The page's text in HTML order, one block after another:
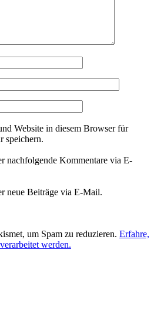
Website in diesem Browser für
speichern.
nachfolgende Kommentare via E-
neue Beiträge via E-Mail.
um Spam zu reduzieren. Erfahre,
werden.